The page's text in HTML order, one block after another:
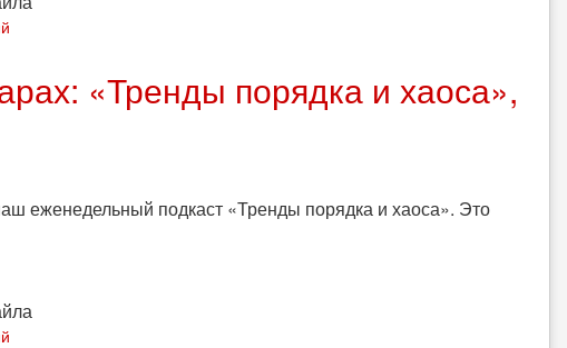
«Тренды порядка и хаоса»,
еженедельный подкаст «Тренды порядка и хаоса». Это